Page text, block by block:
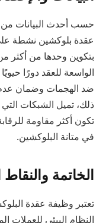
عقدة بلوكشين نشطة
الواسعة للعقد دورًا
ضد الهجمات وضمان
ذلك، تميل الشبكات
تكون أكثر مقاومة
في متانة البلوكشين.
الخاتمة والنقاط
تعتبر وظيفة عقدة
النظام البيئي للعملات